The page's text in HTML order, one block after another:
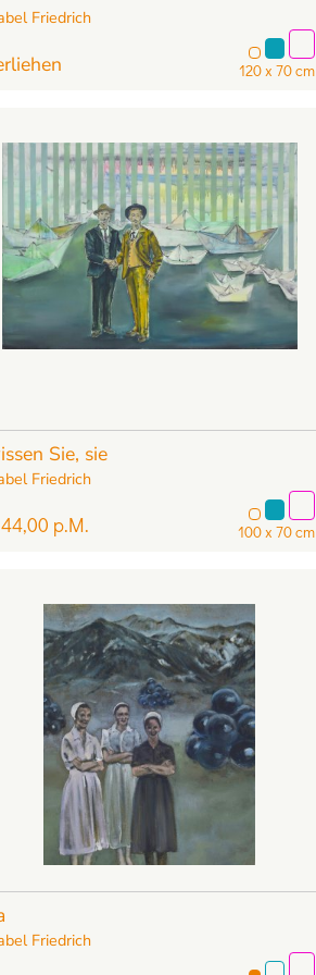
Friedrich
120 x 70 cm
Sie, sie
Friedrich
p.M. 100 x 70 cm
Friedrich